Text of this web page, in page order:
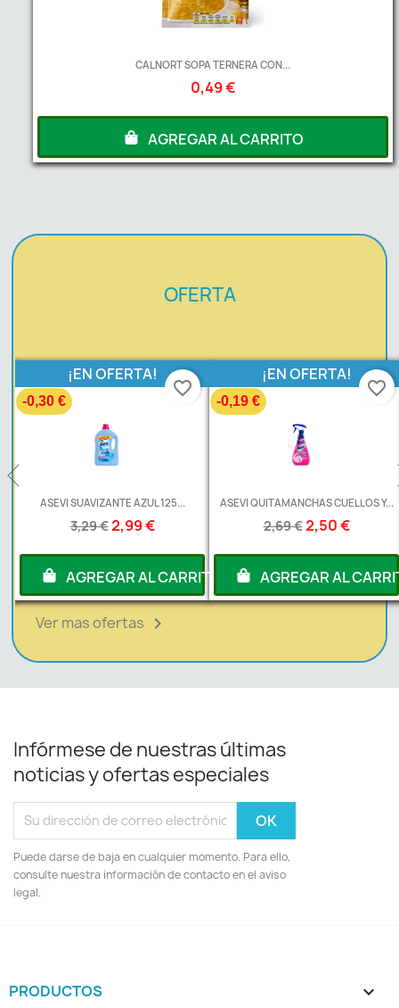
CALNORT SOPA TERNERA CON...
0,49 €
AGREGAR AL CARRITO
OFERTA
ASEVI SUAVIZANTE AZUL 125...
3,29 €2,99 €
¡EN OFERTA!
-0,30 €
AGREGAR AL CARRITO
favorite_border
ASEVI QUITAMANCHAS CUELLOS Y...
2,69 €2,50 €
¡EN OFERTA!
-0,19 €
AGREGAR AL
favorite_border
Ver mas ofertas 
Infórmese de nuestras últimas
noticias y ofertas especiales
Puede darse de baja en cualquier momento. Para ello,
consulte nuestra información de contacto en el aviso
legal.
PRODUCTOS 